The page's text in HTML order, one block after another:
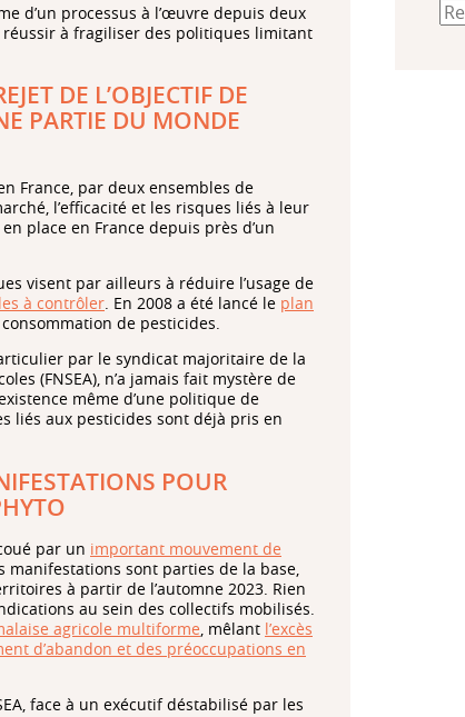
d’un processus à l’œuvre depuis deux
réussir à fragiliser des politiques limitant
DE L’OBJECTIF DE
PARTIE DU MONDE
France, par deux ensembles de
l’efficacité et les risques liés à leur
en place en France depuis près d’un
visent par ailleurs à réduire l’usage de
à contrôler. En 2008 a été lancé le plan
de pesticides.
par le syndicat majoritaire de la
(FNSEA), n’a jamais fait mystère de
même d’une politique de
liés aux pesticides sont déjà pris en
POUR
par un important mouvement de
manifestations sont parties de la base,
à partir de l’automne 2023. Rien
au sein des collectifs mobilisés.
agricole multiforme, mêlant l’excès
d’abandon et des préoccupations en
face à un exécutif déstabilisé par les